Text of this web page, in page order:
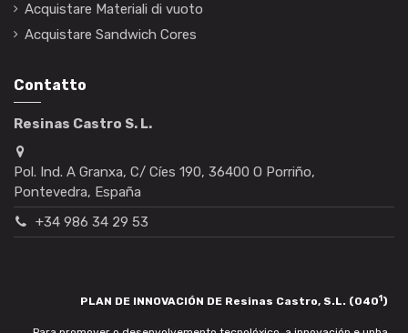
Acquistare Materiali di vuoto
Acquistare Sandwich Cores
Contatto
Resinas Castro S. L.
Pol. Ind. A Granxa, C/ Cíes 190, 36400 O Porriño,
Pontevedra, España
+34 986 34 29 53
PLAN DE INNOVACIÓN DE Resinas Castro, S.L. (0401)